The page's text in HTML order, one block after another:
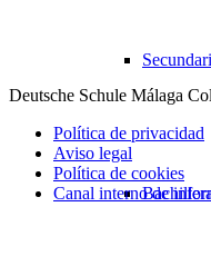
Deutsche Schule Málaga
Política de privacidad
Aviso legal
Política de cookies
Canal interno de